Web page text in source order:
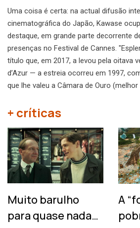
Uma coisa é certa: na actual difusão
cinematográfica do Japão, Kawase
destaque, em grande parte decorrente
presenças no Festival de Cannes.
título que, em 2017, a levou pela oitava
d’Azur — a estreia ocorreu em 1997,
que lhe valeu a Câmara de Ouro
+ críticas
Muito barulho
para quase nada…
A